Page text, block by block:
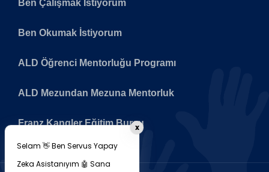
Ben Çalışmak İstiyorum
Ben Okumak İstiyorum
ALD Öğrenci Mentorluğu Programı
ALD Mezundan Mezuna Mentorluk
Franz Kangler Eğitim Bursu
Selam 👋 Ben Servus Yapay
Zeka Asistanıyım 🤖 Sana
x